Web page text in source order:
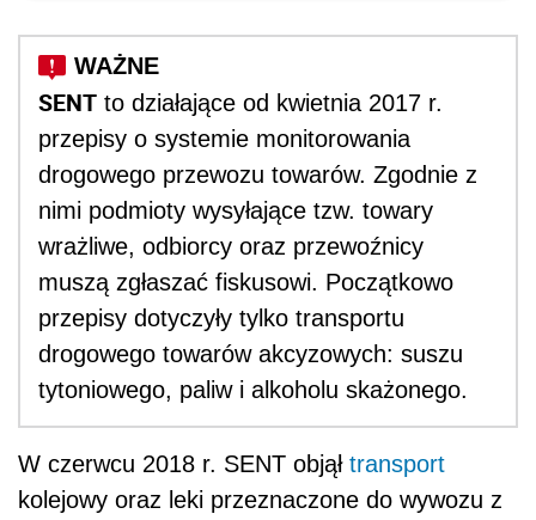
SENT to działające od kwietnia 2017 r.
przepisy o systemie monitorowania
drogowego przewozu towarów. Zgodnie z
nimi podmioty wysyłające tzw. towary
wrażliwe, odbiorcy oraz przewoźnicy
muszą zgłaszać fiskusowi. Początkowo
przepisy dotyczyły tylko transportu
drogowego towarów akcyzowych: suszu
tytoniowego, paliw i alkoholu skażonego.
W czerwcu 2018 r. SENT objął transport
kolejowy oraz leki przeznaczone do wywozu z